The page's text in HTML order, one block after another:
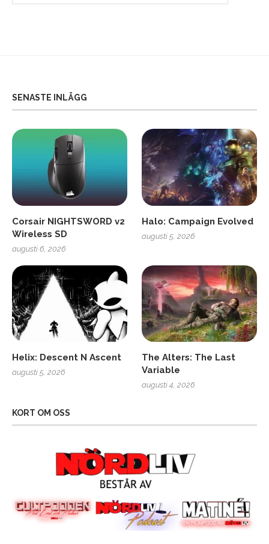
SENASTE INLÄGG
Corsair NIGHTSWORD v2
Wireless SD
augusti 6, 2026
Halo: Campaign Evolved
augusti 5, 2026
Helix: Descent N Ascent
augusti 5, 2026
The Alters: The Last
Variable
augusti 4, 2026
KORT OM OSS